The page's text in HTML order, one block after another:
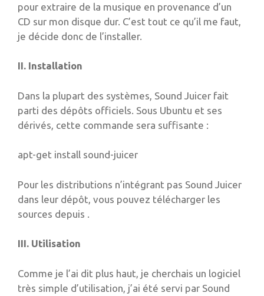
pour extraire de la musique en provenance d’un
CD sur mon disque dur. C’est tout ce qu’il me faut,
je décide donc de l’installer.
II. Installation
Dans la plupart des systèmes, Sound Juicer fait
parti des dépôts officiels. Sous Ubuntu et ses
dérivés, cette commande sera suffisante :
apt-get install sound-juicer
Pour les distributions n’intégrant pas Sound Juicer
dans leur dépôt, vous pouvez télécharger les
sources depuis .
III. Utilisation
Comme je l’ai dit plus haut, je cherchais un logiciel
très simple d’utilisation, j’ai été servi par Sound